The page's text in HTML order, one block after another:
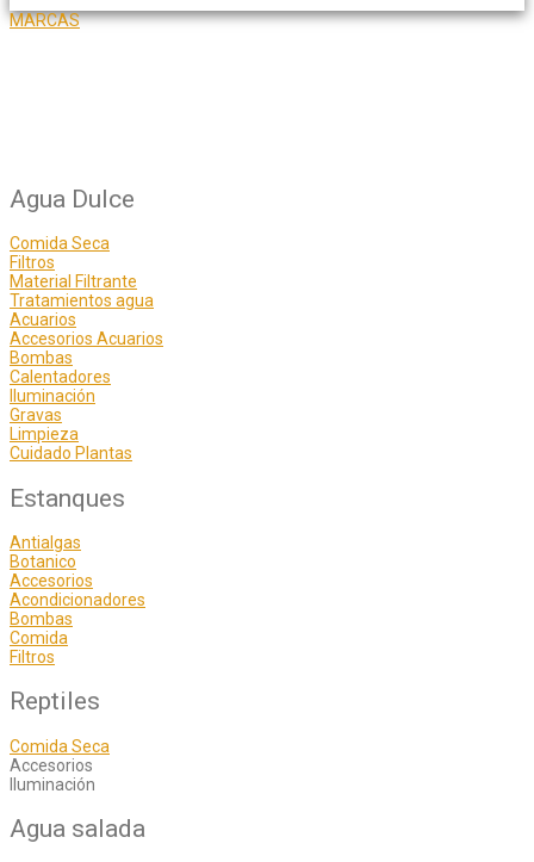
MARCAS
Agua Dulce
Comida Seca
Filtros
Material Filtrante
Tratamientos agua
Acuarios
Accesorios Acuarios
Bombas
Calentadores
Iluminación
Gravas
Limpieza
Cuidado Plantas
Estanques
Antialgas
Botanico
Accesorios
Acondicionadores
Bombas
Comida
Filtros
Reptiles
Comida Seca
Accesorios
Iluminación
Agua salada